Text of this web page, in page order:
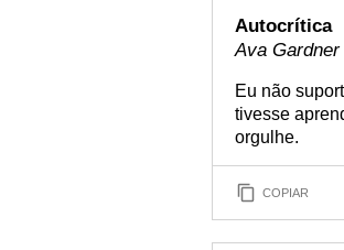
Autocrítica
Ava Gardner
Eu não
tivesse
orgulhe.
COPIAR